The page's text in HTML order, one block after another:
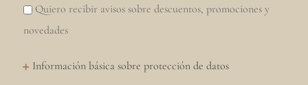
Quiero recibir avisos sobre descuentos, promociones y
novedades
Información básica sobre protección de datos